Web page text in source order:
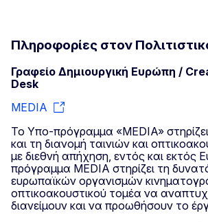
Πληροφορίες στον
Γραφείο Δημιουργική Ευρώπη /
Desk
MEDIA
Το Υπο-πρόγραμμα «MEDIA»
και τη διανομή ταινιών και
με διεθνή απήχηση, εντός και εκτός
πρόγραμμα MEDIA στηρίζει τη
ευρωπαϊκών οργανισμών
οπτικοακουστικού τομέα να
διανείμουν και να προωθήσουν το